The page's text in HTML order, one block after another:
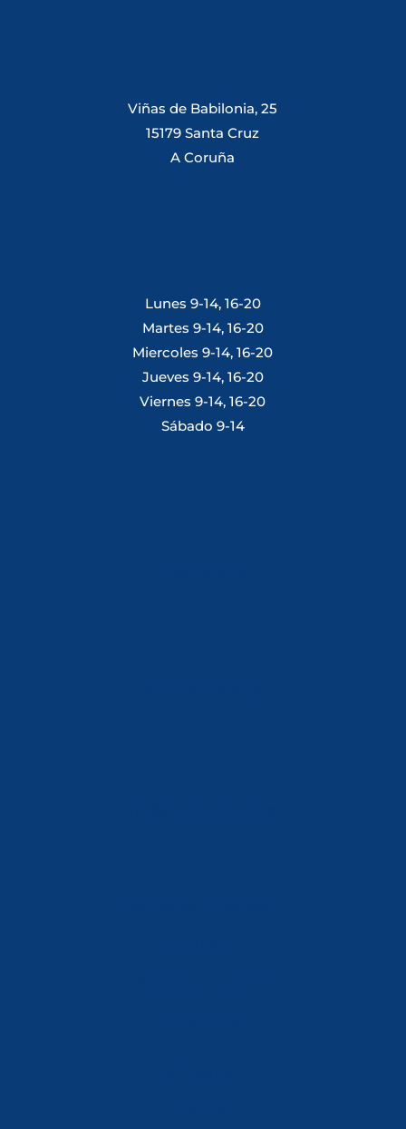
Viñas de Babilonia, 25
15179 Santa Cruz
A Coruña
Lunes 9-14, 16-20
Martes 9-14, 16-20
Miercoles 9-14, 16-20
Jueves 9-14, 16-20
Viernes 9-14, 16-20
Sábado 9-14